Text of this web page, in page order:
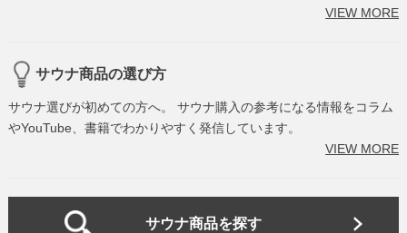
VIEW MORE
サウナ商品の選び方
サウナ選びが初めての方へ。 サウナ購入の参考になる情報をコラム
やYouTube、書籍でわかりやすく発信しています。
VIEW MORE
サウナ商品を探す